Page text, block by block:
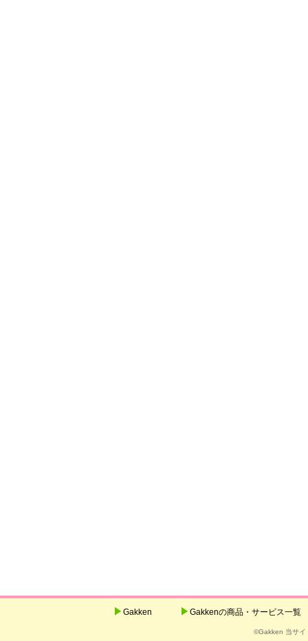
Gakken Gakkenの商品・サービス一覧
©Gakken 当サイ